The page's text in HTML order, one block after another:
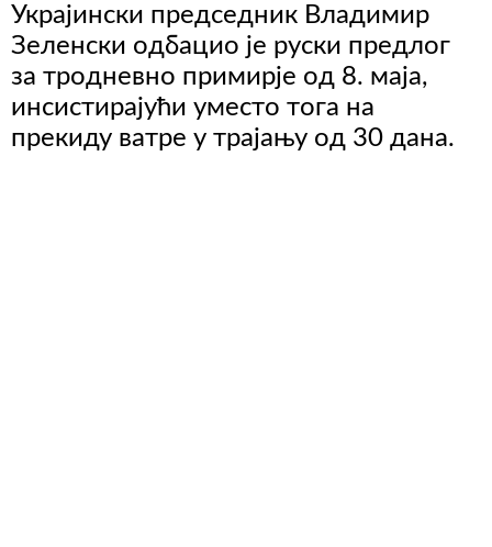
Украјински председник Владимир
Зеленски одбацио је руски предлог
за тродневно примирје од 8. маја,
инсистирајући уместо тога на
прекиду ватре у трајању од 30 дана.